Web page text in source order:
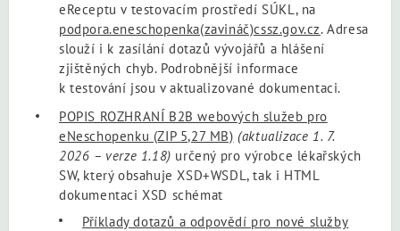
eReceptu v testovacím prostředí SÚKL, na
podpora.eneschopenka(zavináč)cssz.gov.cz. Adresa
slouží i k zasílání dotazů vývojářů a hlášení
zjištěných chyb. Podrobnější informace
k testování jsou v aktualizované dokumentaci.
POPIS ROZHRANÍ B2B webových služeb pro
eNeschopenku (ZIP 5,27 MB) (aktualizace 1. 7.
2026 – verze 1.18) určený pro výrobce lékařských
SW, který obsahuje XSD+WSDL, tak i HTML
dokumentaci XSD schémat
Příklady dotazů a odpovědí pro nové služby